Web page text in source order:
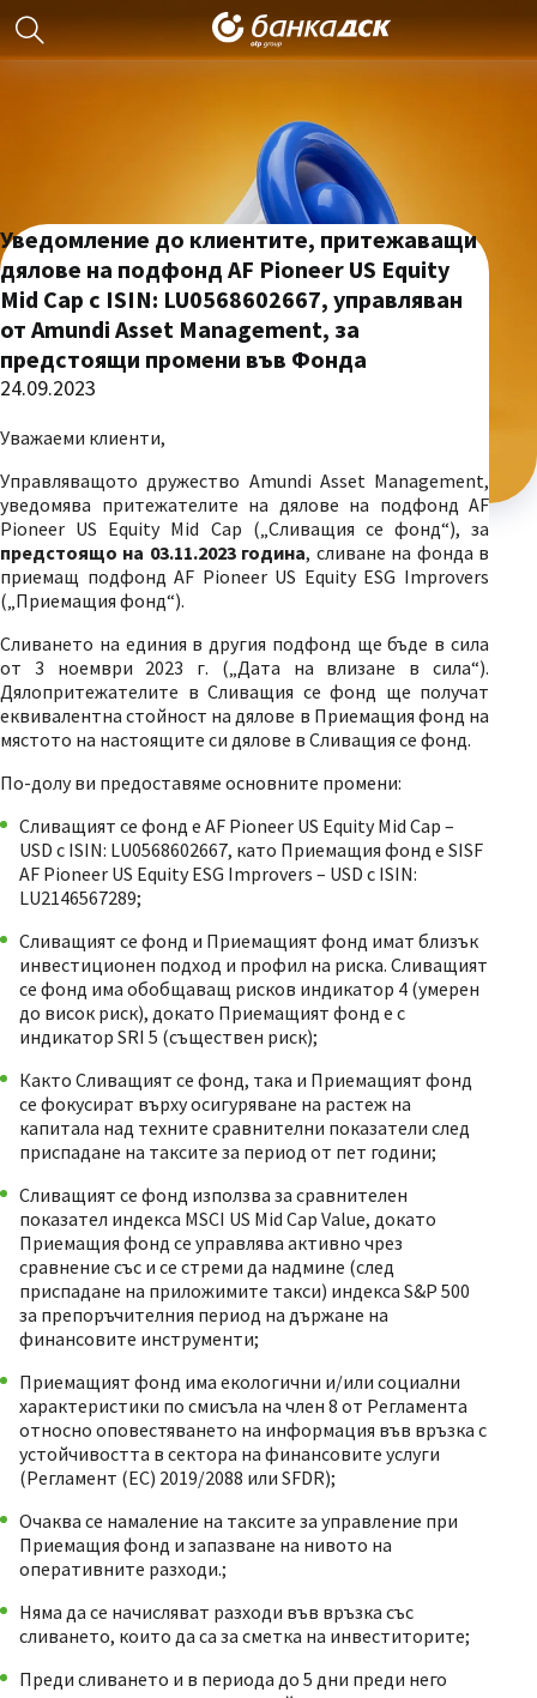
Уведомление до клиентите, притежаващи
дялове на подфонд AF Pioneer US Equity
Mid Cap с ISIN: LU0568602667, управляван
от Amundi Asset Management, за
предстоящи промени във Фонда
24.09.2023
Уважаеми клиенти,
Управляващото дружество Amundi Asset Management,
уведомява притежателите на дялове на подфонд AF
Pioneer US Equity Mid Cap („Сливащия се фонд“), за
предстоящо на 03.11.2023 година, сливане на фонда в
приемащ подфонд AF Pioneer US Equity ESG Improvers
(„Приемащия фонд“).
Сливането на единия в другия подфонд ще бъде в сила
от 3 ноември 2023 г. („Дата на влизане в сила“).
Дялопритежателите в Сливащия се фонд ще получат
еквивалентна стойност на дялове в Приемащия фонд на
мястото на настоящите си дялове в Сливащия се фонд.
По-долу ви предоставяме основните промени:
Сливащият се фонд е AF Pioneer US Equity Mid Cap –
USD с ISIN: LU0568602667, като Приемащия фонд е SISF
AF Pioneer US Equity ESG Improvers – USD с ISIN:
LU2146567289;
Сливащият се фонд и Приемащият фонд имат близък
инвестиционен подход и профил на риска. Сливащият
се фонд има обобщаващ рисков индикатор 4 (умерен
до висок риск), докато Приемащият фонд е с
индикатор SRI 5 (съществен риск);
Както Сливащият се фонд, така и Приемащият фонд
се фокусират върху осигуряване на растеж на
капитала над техните сравнителни показатели след
приспадане на таксите за период от пет години;
Сливащият се фонд използва за сравнителен
показател индекса MSCI US Mid Cap Value, докато
Приемащия фонд се управлява активно чрез
сравнение със и се стреми да надмине (след
приспадане на приложимите такси) индекса S&P 500
за препоръчителния период на държане на
финансовите инструменти;
Приемащият фонд има екологични и/или социални
характеристики по смисъла на член 8 от Регламента
относно оповестяването на информация във връзка с
устойчивостта в сектора на финансовите услуги
(Регламент (ЕС) 2019/2088 или SFDR);
Очаква се намаление на таксите за управление при
Приемащия фонд и запазване на нивото на
оперативните разходи.;
Няма да се начисляват разходи във връзка със
сливането, които да са за сметка на инвеститорите;
Преди сливането и в периода до 5 дни преди него